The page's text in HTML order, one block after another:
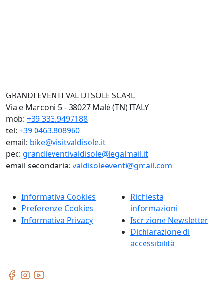
GRANDI EVENTI VAL DI SOLE SCARL
Viale Marconi 5 - 38027 Malé (TN) ITALY
mob: +39 333.9497188
tel: +39 0463.808960
email: bike@visitvaldisole.it
pec: grandieventivaldisole@legalmail.it
email secondaria: valdisoleeventi@gmail.com
Informativa Cookies
Preferenze Cookies
Informativa Privacy
Richiesta
informazioni
Iscrizione Newsletter
Dichiarazione di
accessibilità